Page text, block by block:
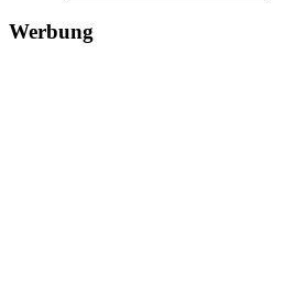
Werbung